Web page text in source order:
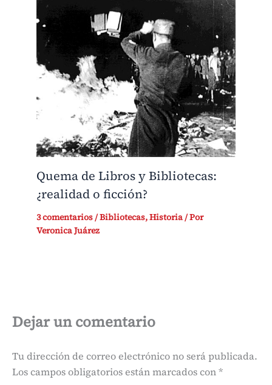
Quema de Libros y Bibliotecas:
¿realidad o ficción?
3 comentarios/Bibliotecas,Historia/ Por
Veronica Juárez
Dejar un comentario
Tu dirección de correo electrónico no será publicada.
Los campos obligatorios están marcados con*